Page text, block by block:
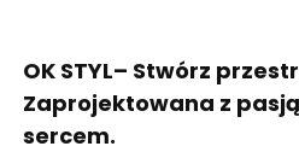
OK STYL– Stwórz
Zaprojektowana z
sercem.